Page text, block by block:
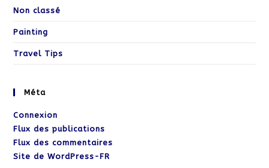
Non classé
Painting
Travel Tips
Méta
Connexion
Flux des publications
Flux des commentaires
Site de WordPress-FR